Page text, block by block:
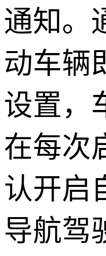
通知。
动车辆
设置，
在每次
认开启
导航驾